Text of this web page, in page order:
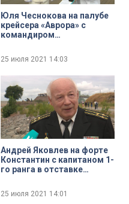
Юля Чеснокова на палубе
крейсера «Аврора» с
командиром
25 июля 2021 14:03
Андрей Яковлев на форте
Константин с капитаном 1-
го ранга в отставке
Стрельцовым
25 июля 2021 14:01